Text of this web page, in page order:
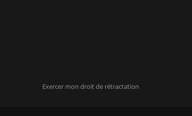
Exercer mon droit de rétractation